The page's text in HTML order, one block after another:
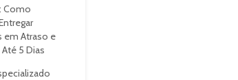
Como
em Atraso e
5 Dias